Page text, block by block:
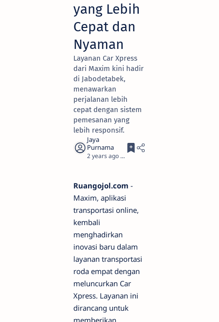
yang Lebih
Cepat dan
Nyaman
Layanan Car Xpress
dari Maxim kini hadir
di Jabodetabek,
menawarkan
perjalanan lebih
cepat dengan sistem
pemesanan yang
lebih responsif.
2 years ago 5
Ruangojol.com -
Maxim, aplikasi
transportasi online,
kembali
menghadirkan
inovasi baru dalam
layanan transportasi
roda empat dengan
meluncurkan Car
Xpress. Layanan ini
dirancang untuk
memberikan